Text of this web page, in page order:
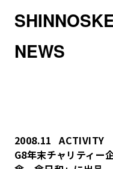
NEWS
2008.11 ACTIVITY
G8年末チャリティー